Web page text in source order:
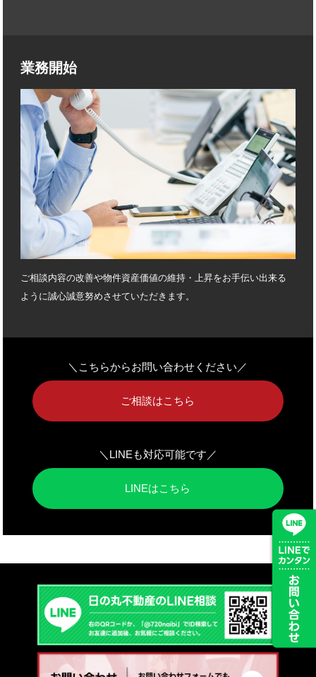
業務開始
ご相談内容の改善や物件資産価値の維持・上昇をお手伝い出来る
ように誠心誠意努めさせていただきます。
＼こちらからお問い合わせください／
ご相談はこちら
＼LINEも対応可能です／
LINEはこちら